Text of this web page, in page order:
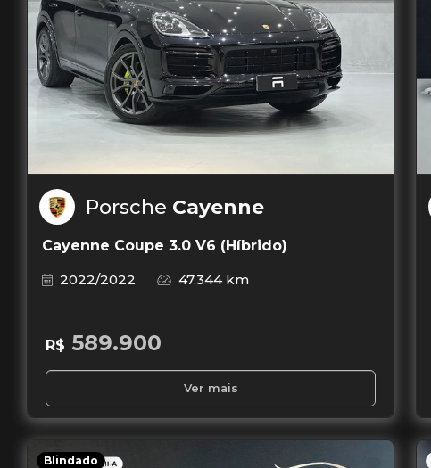
Porsche Cayenne
Cayenne Coupe 3.0 V6 (Híbrido)
2022/2022
47.344 km
R$ 589.900
Ver mais
Blindado